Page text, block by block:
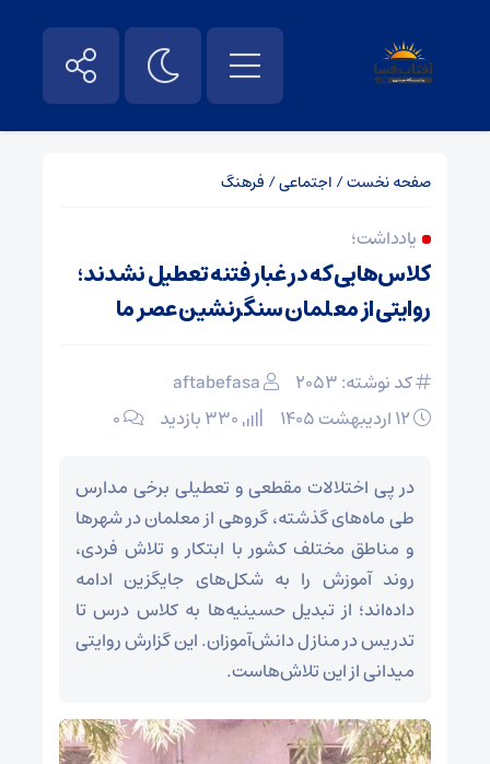
صفحه نخست/ اجتماعی/ فرهنگ
یادداشت؛
کلاس‌هایی که در غبار فتنه تعطیل نشدند؛
روایتی از معلمان سنگرنشین عصر ما
کد نوشته: 2053
aftabefasa
۰
در پی اختلالات مقطعی و تعطیلی برخی مدارس
طی ماه‌های گذشته، گروهی از معلمان در شهرها
و مناطق مختلف کشور با ابتکار و تلاش فردی،
روند آموزش را به شکل‌های جایگزین ادامه
داده‌اند؛ از تبدیل حسینیه‌ها به کلاس درس تا
تدریس در منازل دانش‌آموزان. این گزارش روایتی
میدانی از این تلاش‌هاست.